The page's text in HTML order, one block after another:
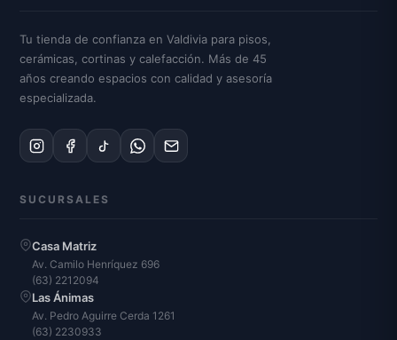
Tu tienda de confianza en Valdivia para pisos,
cerámicas, cortinas y calefacción. Más de 45
años creando espacios con calidad y asesoría
especializada.
SUCURSALES
Casa Matriz
Av. Camilo Henríquez 696
(63) 2212094
Las Ánimas
Av. Pedro Aguirre Cerda 1261
(63) 2230933